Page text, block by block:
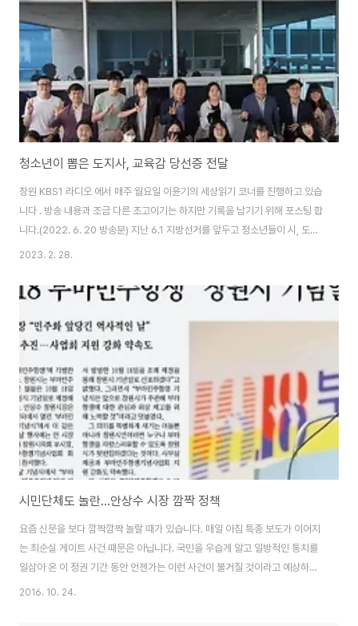
예상대로 되었다”입니다. 그간의 과정을 살펴보면, 부산-경남 행정통합이 추진
된 것은 민선 8기 박완수..
청소년이 뽑은 도지사, 교육감 당선증 전달
창원 KBS1 라디오 에서 매주 월요일 이윤기의 세상읽기 코너를 진행하고 있습
니다 . 방송 내용과 조금 다른 초고이기는 하지만 기록을 남기기 위해 포스팅 합
니다.(2022. 6. 20 방송분) 지난 6.1 지방선거를 앞두고 청소년들이 시, 도지
사와 시, 도교육감 모의투표를 전국적으로 진행한다는 소식을 전해드렸는데요.
나누어보겠습니다. 우리나라에서 청소년들이 실제 선거에 출마한 후보자를 대
상으로 모의투표를 시작한 것은 지난 2017년 제19대 대통령선거 때부터입니
다. 한국YMCA를 비롯한 청소년 소수 청소년 단체를 중심으로 열여덞 살부터
선거를 할 수 있도록 해달라고 하는 18세 참정권운동의 일환으로 모의투표가
2023. 2. 28.
시민단체도 놀란...안상수 시장 깜짝 정책
요즘 신문을 보다 깜짝깜짝 놀랄 때가 있습니다. 매일 아침 특종 보도가 이어지
는 최순실 게이트 사건 때문은 아닙니다. 국민을 우습게 알고 일방적인 통치를
일삼아 온 이 정권 기간 동안 언젠가는 이런 사건이 불거질 것이라고 예상하고
있었기 때문입니다. 저를 깜짝깜짝 놀라게 한 것은 바로 안상수 창원시장에 약
2016. 10. 24.